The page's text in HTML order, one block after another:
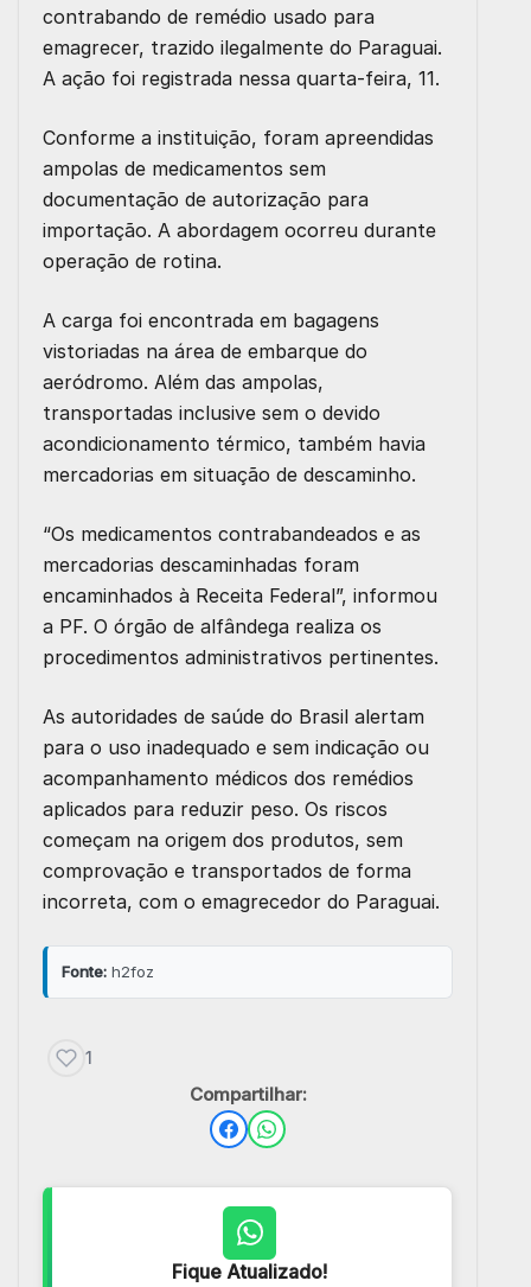
contrabando de remédio usado para
emagrecer, trazido ilegalmente do Paraguai.
A ação foi registrada nessa quarta-feira, 11.
Conforme a instituição, foram apreendidas
ampolas de medicamentos sem
documentação de autorização para
importação. A abordagem ocorreu durante
operação de rotina.
A carga foi encontrada em bagagens
vistoriadas na área de embarque do
aeródromo. Além das ampolas,
transportadas inclusive sem o devido
acondicionamento térmico, também havia
mercadorias em situação de descaminho.
“Os medicamentos contrabandeados e as
mercadorias descaminhadas foram
encaminhados à Receita Federal”, informou
a PF. O órgão de alfândega realiza os
procedimentos administrativos pertinentes.
As autoridades de saúde do Brasil alertam
para o uso inadequado e sem indicação ou
acompanhamento médicos dos remédios
aplicados para reduzir peso. Os riscos
começam na origem dos produtos, sem
comprovação e transportados de forma
incorreta, com o emagrecedor do Paraguai.
Fonte: h2foz
1
Compartilhar:
Fique Atualizado!